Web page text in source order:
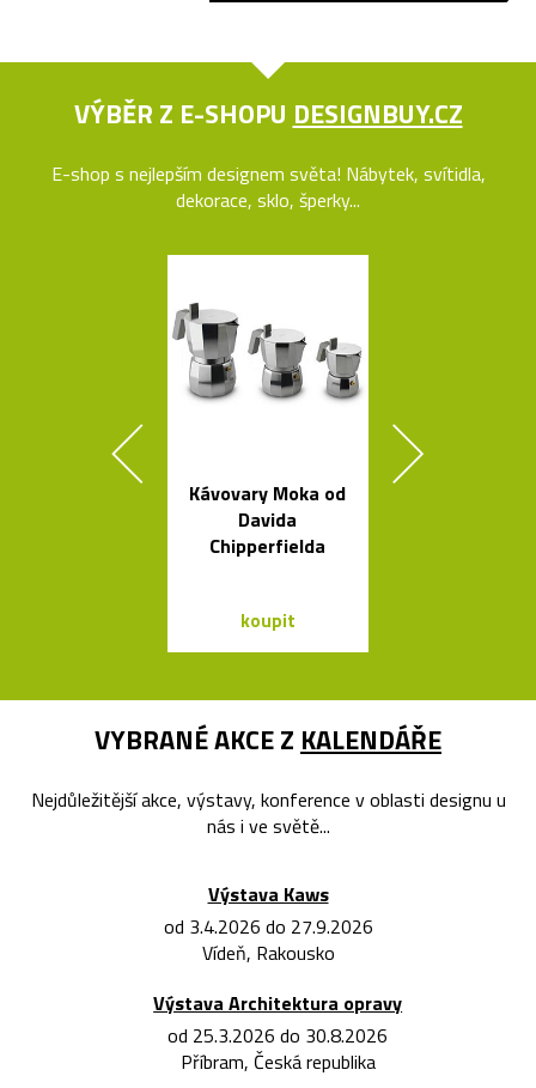
VÝBĚR Z E-SHOPU DESIGNBUY.CZ
E-shop s nejlepším designem světa! Nábytek, svítidla,
dekorace, sklo, šperky...
Kávovary Moka od
Davida
Chipperfielda
koupit
VYBRANÉ AKCE Z KALENDÁŘE
Nejdůležitější akce, výstavy, konference v oblasti designu u
nás i ve světě...
Výstava Kaws
od 3.4.2026 do 27.9.2026
Vídeň, Rakousko
Výstava Architektura opravy
od 25.3.2026 do 30.8.2026
Příbram, Česká republika